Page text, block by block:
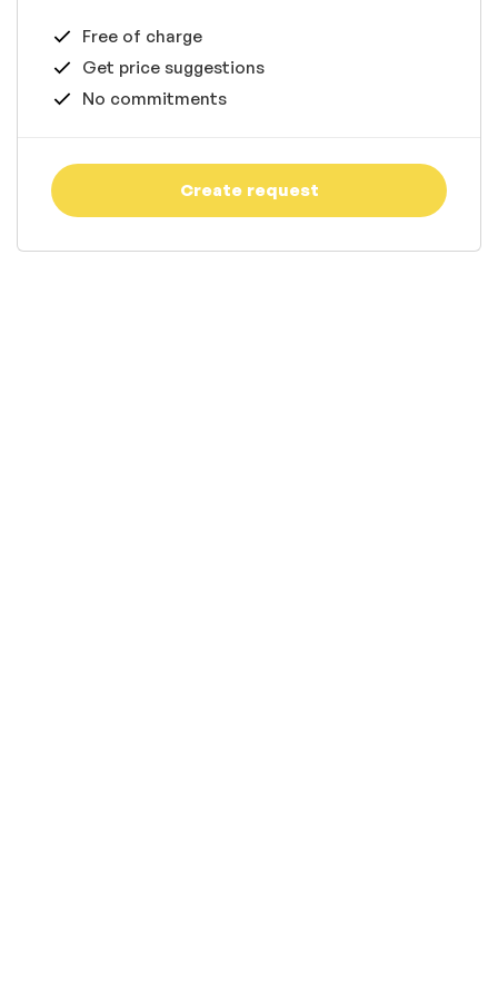
Free of charge
Get price suggestions
No commitments
Create request